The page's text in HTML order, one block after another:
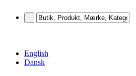
English
Dansk